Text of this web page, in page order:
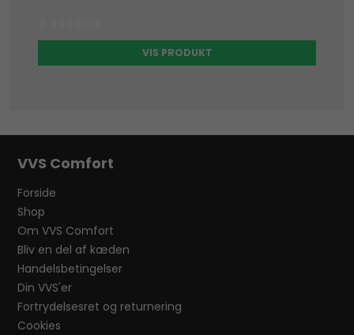
VIS PRODUKT
VVS Comfort
Forside
Shop
Om VVS Comfort
Bliv en del af kæden
Handelsbetingelser
Din VVS'er
Fortrydelsesret og returnering
Cookies